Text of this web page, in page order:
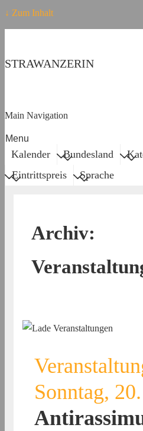
↓ Zum Inhalt
STRAWANZERIN
Main Navigation
Menu
Kalender Bundesland
Eintrittspreis
Sprache
Archiv:
Sonntag,